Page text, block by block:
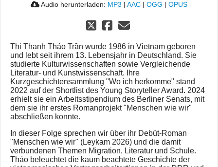
Audio herunterladen: MP3 | AAC | OGG | OPUS
Thị Thanh Thảo Trần wurde 1986 in Vietnam geboren
und lebt seit ihrem 13. Lebensjahr in Deutschland. Sie
studierte Kulturwissenschaften sowie Vergleichende
Literatur- und Kunstwissenschaft. Ihre
Kurzgeschichtensammlung "Wo ich herkomme" stand
2022 auf der Shortlist des Young Storyteller Award. 2024
erhielt sie ein Arbeitsstipendium des Berliner Senats, mit
dem sie ihr erstes Romanprojekt "Menschen wie wir"
abschließen konnte.
In dieser Folge sprechen wir über ihr Debüt‑Roman
"Menschen wie wir" (Leykam 2026) und die damit
verbundenen Themen Migration, Literatur und Schule.
Thảo beleuchtet die kaum beachtete Geschichte der